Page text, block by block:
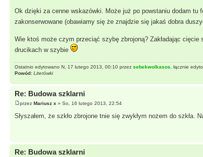
Ok dzięki za cenne wskazówki. Może już po powstaniu dodam tu
zakonserwowane (obawiamy się że znajdzie się jakaś dobra
Wie ktoś może czym przeciąć szybę zbrojoną? Zakładając cięcie
drucikach w szybie
Ostatnio edytowano N, 17 lutego 2013, 00:10 przez sebekwolkasos , łącznie
Powód: Literówki
Re: Budowa szklarni
przez Mariusz x » So, 16 lutego 2013, 22:54
Słyszałem, że szkło zbrojone tnie się zwykłym nożem do
Re: Budowa szklarni